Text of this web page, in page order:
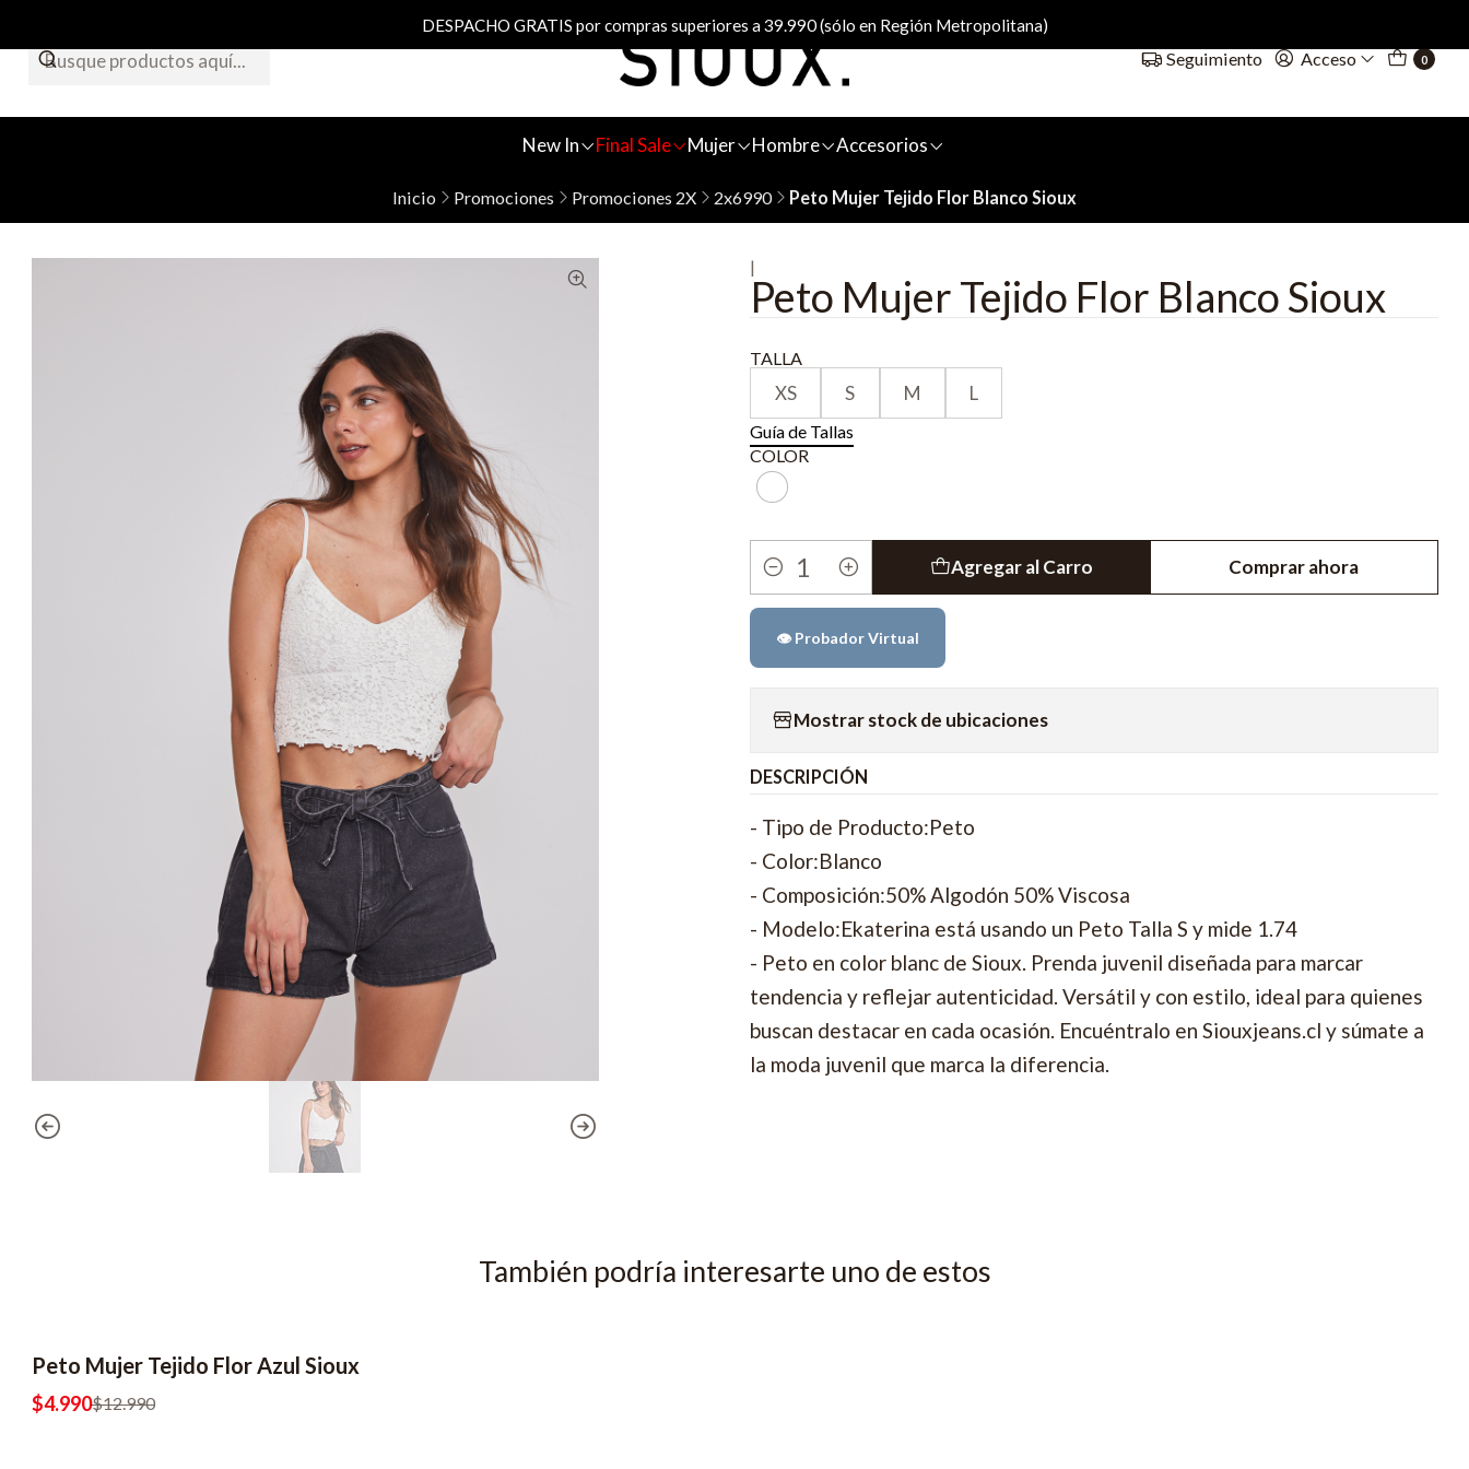
Seguimiento Acceso 0
New In Final Sale Mujer Hombre Accesorios
DESPACHO GRATIS por compras superiores a 39.990 (sólo en Región Metropolitana)
Inicio Promociones Promociones 2X 2x6990 Peto Mujer Tejido Flor Blanco Sioux
|
Peto Mujer Tejido Flor Blanco Sioux
TALLA
XS S M L
Guía de Tallas
COLOR
Cantidad
Agregar al Carro Comprar ahora
👁️ Probador Virtual
Mostrar stock de ubicaciones
DESCRIPCIÓN
- Tipo de Producto:Peto
- Color:Blanco
- Composición:50% Algodón 50% Viscosa
- Modelo:Ekaterina está usando un Peto Talla S y mide 1.74
- Peto en color blanc de Sioux. Prenda juvenil diseñada para marcar
tendencia y reflejar autenticidad. Versátil y con estilo, ideal para quienes
buscan destacar en cada ocasión. Encuéntralo en Siouxjeans.cl y súmate a
la moda juvenil que marca la diferencia.
También podría interesarte uno de estos
-62% OFF
2x6990
Peto Mujer Tejido Flor Azul Sioux
$4.990$12.990